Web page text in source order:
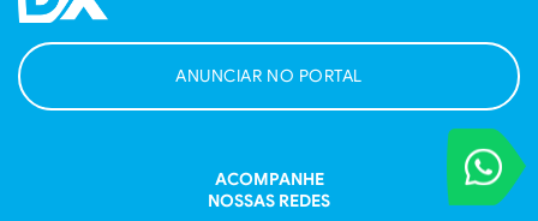
VOCÊ
Entre em
ANUNCIAR NO PORTAL
ACOMPANHE
NOSSAS REDES